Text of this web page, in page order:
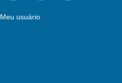
Meu usuário